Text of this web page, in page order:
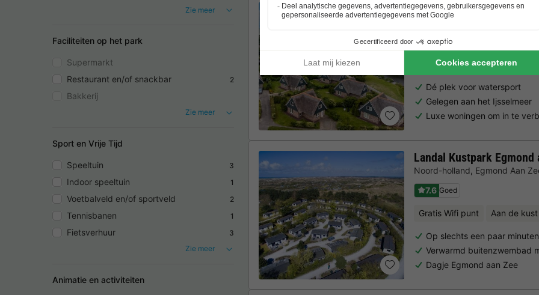
Zie meer
Faciliteiten op het park
Supermarkt
Restaurant en/of snackbar
2
Bakkerij
Zie meer
Sport en Vrije Tijd
Speeltuin 3
Indoor speeltuin 1
Voetbalveld en/of sportveld 2
Tennisbanen 1
Fietsverhuur
3
Zie meer
Animatie en activiteiten
Beach Resort Makkum
Friesland
7.8 Goed
Gratis Wifi punt Aan de kust
Dé plek voor watersport
Gelegen aan het Ijsselmeer
Luxe woningen om in te
Landal Kustpark Egmond
Noord-holland, Egmond Aan
7.6 Goed
Gratis Wifi punt Aan de kust
Op slechts een paar
Verwarmd buitenzwembad
Dagje Egmond aan Zee